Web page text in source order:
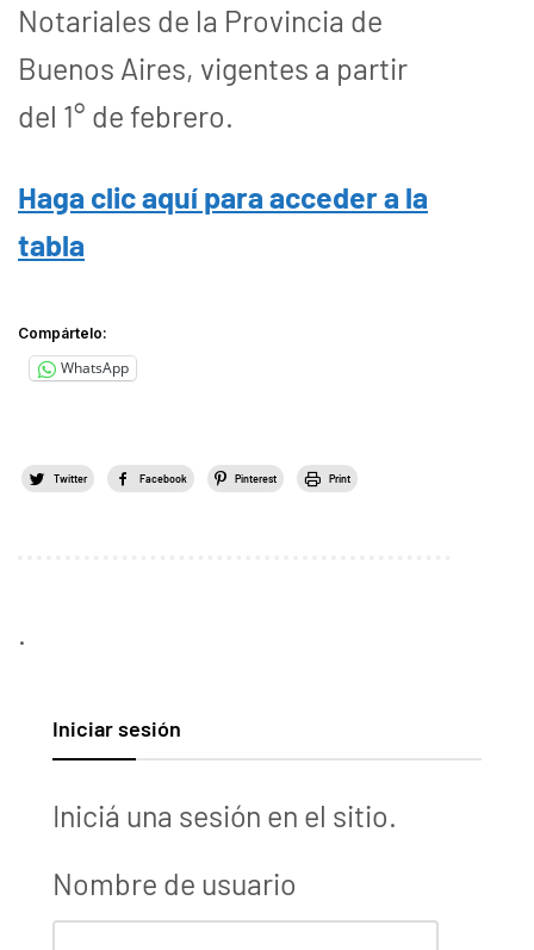
Notariales de la Provincia de
Buenos Aires, vigentes a partir
del 1° de febrero.
Haga clic aquí para acceder a la
tabla
Compártelo:
WhatsApp
Twitter Facebook Pinterest Print
.
Iniciar sesión
Iniciá una sesión en el sitio.
Nombre de usuario